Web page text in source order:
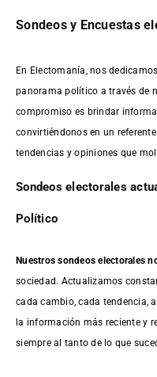
Sondeos y Encuestas
En Electomanía, nos
panorama político a través de
compromiso es brindar
convirtiéndonos en un
tendencias y opiniones que
Sondeos electorales
Político
Nuestros sondeos electorales
sociedad. Actualizamos
cada cambio, cada tendencia,
la información más reciente y
siempre al tanto de lo que